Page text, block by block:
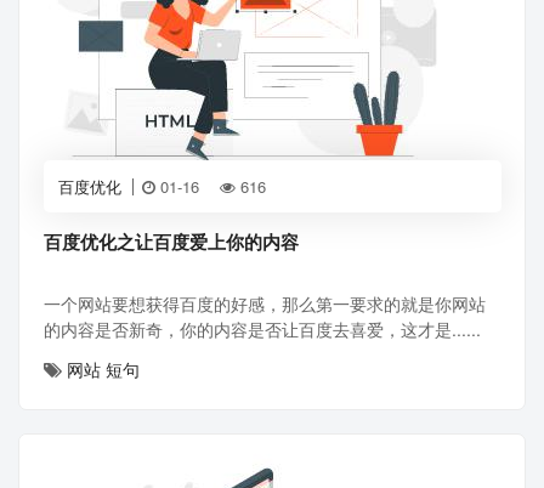
百度优化 01-16 616
百度优化之让百度爱上你的内容
一个网站要想获得百度的好感，那么第一要求的就是你网站
的内容是否新奇，你的内容是否让百度去喜爱，这才是......
网站 短句